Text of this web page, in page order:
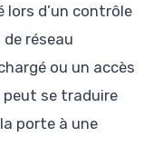
lors d’un contrôle
réseau
ou un accès
peut se traduire
porte à une